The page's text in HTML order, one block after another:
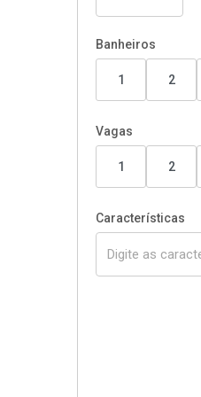
Banheiros
1 2
Vagas
1 2
Características